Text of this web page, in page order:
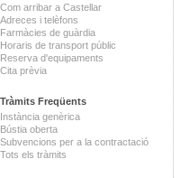
Com arribar a Castellar
Adreces i telèfons
Farmàcies de guàrdia
Horaris de transport públic
Reserva d'equipaments
Cita prèvia
Tràmits Freqüents
Instància genèrica
Bústia oberta
Subvencions per a la contractació
Tots els tràmits